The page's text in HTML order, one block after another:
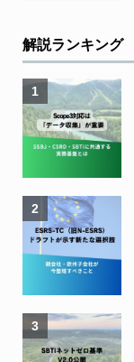
解説ランキング
1
2
3